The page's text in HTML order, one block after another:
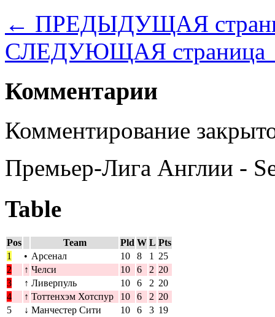
← ПРЕДЫДУЩАЯ
СЛЕДУЮЩАЯ
Комментарии
Комментирование
Премьер-Лига Англии -
Table
Pos Team Pld W L Pts
1
• Арсенал 10 8 1
25
2
↑ Челси 10 6 2 20
3
↑ Ливерпуль 10 6 2 20
4
↑ Тоттенхэм Хотспур 10 6 2 20
5
↓ Манчестер Сити 10 6 3 19